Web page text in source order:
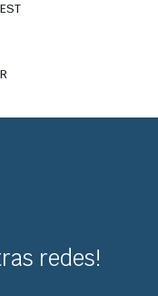
redes!